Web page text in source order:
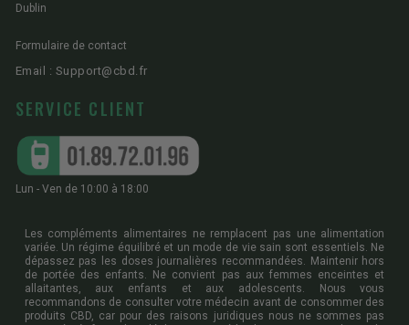
Dublin
Formulaire de contact
Email : Support@cbd.fr
SERVICE CLIENT
Lun - Ven de 10:00 à 18:00
Les compléments alimentaires ne remplacent pas une alimentation
variée. Un régime équilibré et un mode de vie sain sont essentiels. Ne
dépassez pas les doses journalières recommandées. Maintenir hors
de portée des enfants. Ne convient pas aux femmes enceintes et
allaitantes, aux enfants et aux adolescents. Nous vous
recommandons de consulter votre médecin avant de consommer des
produits CBD, car pour des raisons juridiques nous ne sommes pas